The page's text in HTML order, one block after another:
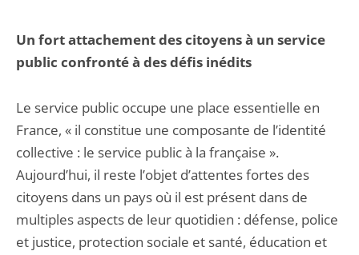
Un fort attachement des citoyens à un service
public confronté à des défis inédits
Le service public occupe une place essentielle en
France, « il constitue une composante de l’identité
collective : le service public à la française ».
Aujourd’hui, il reste l’objet d’attentes fortes des
citoyens dans un pays où il est présent dans de
multiples aspects de leur quotidien : défense, police
et justice, protection sociale et santé, éducation et